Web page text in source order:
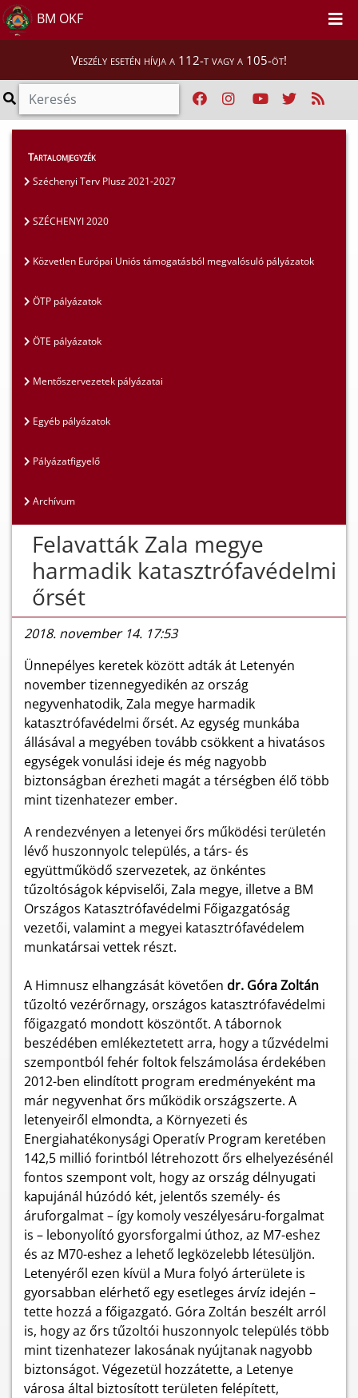
BM OKF
Veszély esetén hívja a 112-t vagy a 105-öt!
Szakmai tájékoztatók
SZÉCHENYI 2020
Tartalomjegyzék
Széchenyi Terv Plusz 2021-2027
SZÉCHENYI 2020
Közvetlen Európai Uniós támogatásból megvalósuló pályázatok
ÖTP pályázatok
ÖTE pályázatok
Mentőszervezetek pályázatai
Egyéb pályázatok
Pályázatfigyelő
Archívum
Felavatták Zala megye
harmadik katasztrófavédelmi
őrsét
2018. november 14. 17:53
Ünnepélyes keretek között adták át Letenyén
november tizennegyedikén az ország
negyvenhatodik, Zala megye harmadik
katasztrófavédelmi őrsét. Az egység munkába
állásával a megyében tovább csökkent a hivatásos
egységek vonulási ideje és még nagyobb
biztonságban érezheti magát a térségben élő több
mint tizenhatezer ember.
A rendezvényen a letenyei őrs működési területén
lévő huszonnyolc település, a társ- és
együttműködő szervezetek, az önkéntes
tűzoltóságok képviselői, Zala megye, illetve a BM
Országos Katasztrófavédelmi Főigazgatóság
vezetői, valamint a megyei katasztrófavédelem
munkatársai vettek részt.
A Himnusz elhangzását követően dr. Góra Zoltán
tűzoltó vezérőrnagy, országos katasztrófavédelmi
főigazgató mondott köszöntőt. A tábornok
beszédében emlékeztetett arra, hogy a tűzvédelmi
szempontból fehér foltok felszámolása érdekében
2012-ben elindított program eredményeként ma
már negyvenhat őrs működik országszerte. A
letenyeiről elmondta, a Környezeti és
Energiahatékonysági Operatív Program keretében
142,5 millió forintból létrehozott őrs elhelyezésénél
fontos szempont volt, hogy az ország délnyugati
kapujánál húzódó két, jelentős személy- és
áruforgalmat – így komoly veszélyesáru-forgalmat
is – lebonyolító gyorsforgalmi úthoz, az M7-eshez
és az M70-eshez a lehető legközelebb létesüljön.
Letenyéről ezen kívül a Mura folyó árterülete is
gyorsabban elérhető egy esetleges árvíz idején –
tette hozzá a főigazgató. Góra Zoltán beszélt arról
is, hogy az őrs tűzoltói huszonnyolc település több
mint tizenhatezer lakosának nyújtanak nagyobb
biztonságot. Végezetül hozzátette, a Letenye
városa által biztosított területen felépített,